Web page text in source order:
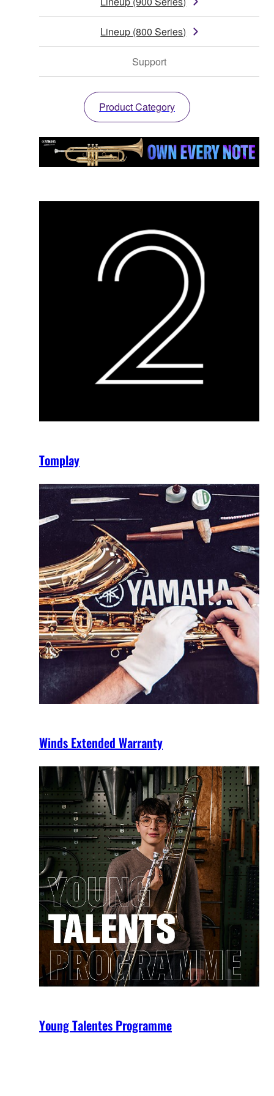
Lineup (800 Series)
Support
Product Category
Tomplay
Winds Extended Warranty
Young Talentes Programme